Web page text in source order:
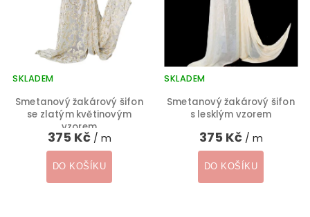
Smetanový žakárový šifon
se zlatým květinovým
vzorem
SKLADEM
375 Kč / m
DO KOŠÍKU
Smetanový žakárový šifon
s lesklým vzorem
SKLADEM
375 Kč / m
DO KOŠÍKU